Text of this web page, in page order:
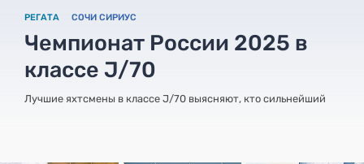
РЕГАТА СОЧИ СИРИУС
Чемпионат России 2025 в
классе J/70
Лучшие яхтсмены в классе J/70 выясняют, кто сильнейший